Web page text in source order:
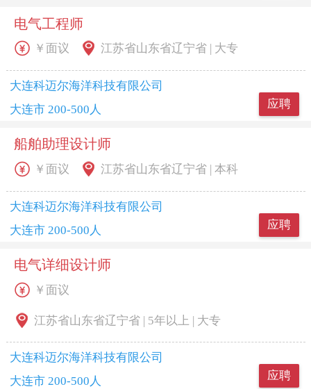
电气工程师
应聘
￥面议 江苏省山东省辽宁省 | 大专
大连科迈尔海洋科技有限公司
大连市 200-500人
船舶助理设计师
应聘
￥面议 江苏省山东省辽宁省 | 本科
大连科迈尔海洋科技有限公司
大连市 200-500人
电气详细设计师
应聘
￥面议
江苏省山东省辽宁省 | 5年以上 | 大专
大连科迈尔海洋科技有限公司
大连市 200-500人